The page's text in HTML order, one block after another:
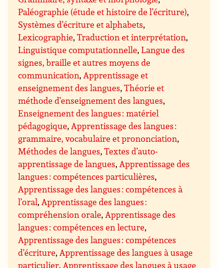
Paléographie (étude et histoire de l’écriture),
Systèmes d’écriture et alphabets,
Lexicographie,Traduction et interprétation,
Linguistique computationnelle,Langue des
signes, braille et autres moyens de
communication,Apprentissage et
enseignement des langues,Théorie et
méthode d’enseignement des langues,
Enseignement des langues : matériel
pédagogique,Apprentissage des langues :
grammaire, vocabulaire et prononciation,
Méthodes de langues,Textes d’auto-
apprentissage de langues,Apprentissage des
langues : compétences particulières,
Apprentissage des langues : compétences à
l’oral,Apprentissage des langues :
compréhension orale,Apprentissage des
langues : compétences en lecture,
Apprentissage des langues : compétences
d’écriture,Apprentissage des langues à usage
particulier,Apprentissage des langues à usage